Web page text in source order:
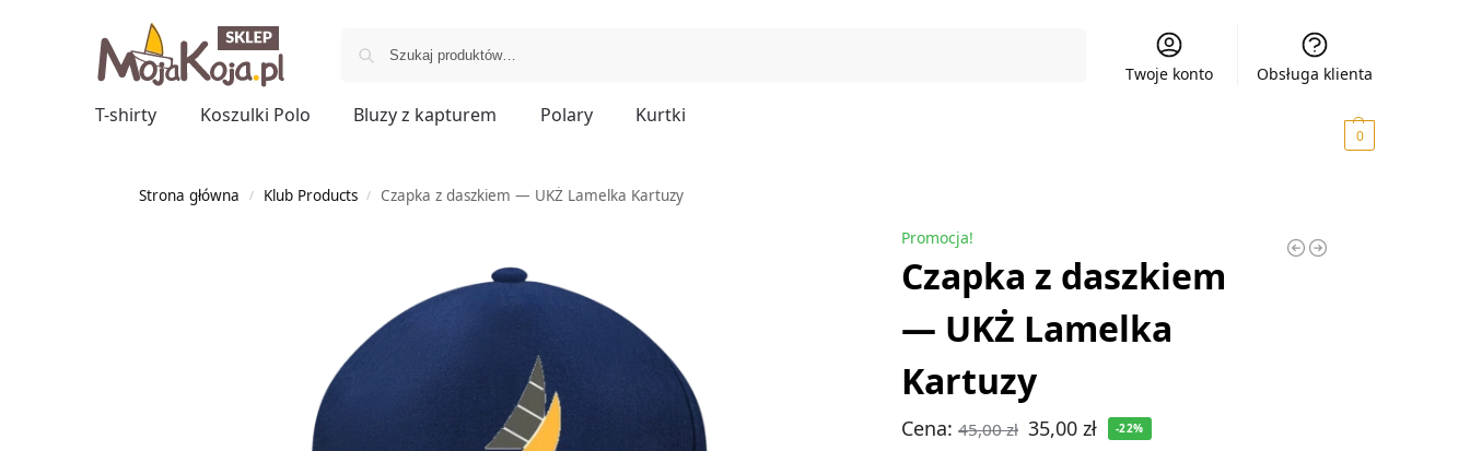
Twoje konto Obsługa klienta
T-shirty Koszulki Polo Bluzy z kapturem Polary
Kurtki
0
Strona główna / Klub Products / Czapka z daszkiem — UKŻ Lamelka Kartuzy
Promocja!
Czapka z daszkiem
— UKŻ Lamelka
Kartuzy
Cena:45,00zł 35,00 zł -22%